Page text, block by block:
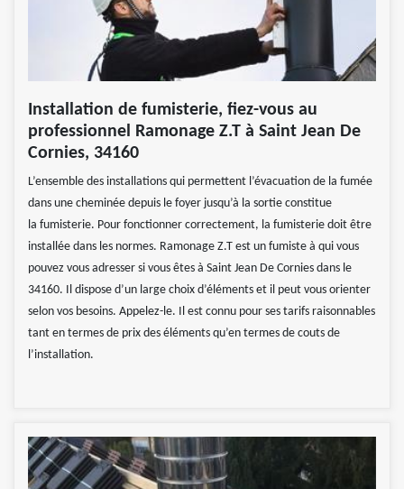
Installation de fumisterie, fiez-vous au
professionnel Ramonage Z.T à Saint Jean De
Cornies, 34160
L’ensemble des installations qui permettent l’évacuation de la fumée
dans une cheminée depuis le foyer jusqu’à la sortie constitue
la fumisterie. Pour fonctionner correctement, la fumisterie doit être
installée dans les normes. Ramonage Z.T est un fumiste à qui vous
pouvez vous adresser si vous êtes à Saint Jean De Cornies dans le
34160. Il dispose d’un large choix d’éléments et il peut vous orienter
selon vos besoins. Appelez-le. Il est connu pour ses tarifs raisonnables
tant en termes de prix des éléments qu’en termes de couts de
l’installation.